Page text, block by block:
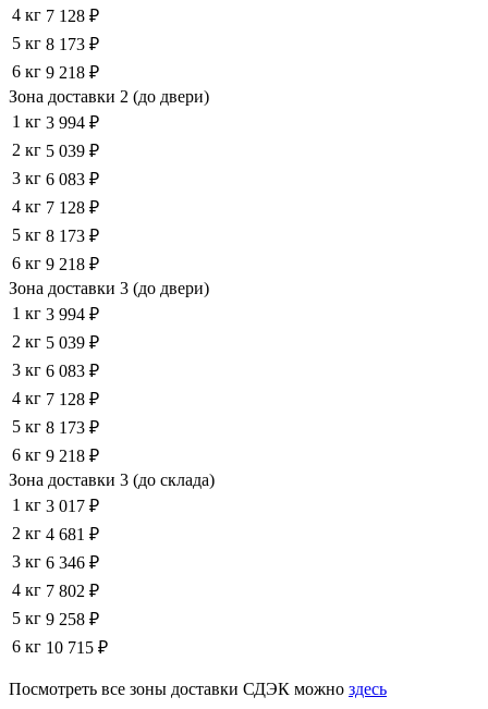
4 кг 7 128 ₽
5 кг 8 173 ₽
6 кг 9 218 ₽
Зона доставки 2 (до двери)
1 кг 3 994 ₽
2 кг 5 039 ₽
3 кг 6 083 ₽
4 кг 7 128 ₽
5 кг 8 173 ₽
6 кг 9 218 ₽
Зона доставки 3 (до двери)
1 кг 3 994 ₽
2 кг 5 039 ₽
3 кг 6 083 ₽
4 кг 7 128 ₽
5 кг 8 173 ₽
6 кг 9 218 ₽
Зона доставки 3 (до склада)
1 кг 3 017 ₽
2 кг 4 681 ₽
3 кг 6 346 ₽
4 кг 7 802 ₽
5 кг 9 258 ₽
6 кг 10 715 ₽
Посмотреть все зоны доставки СДЭК можно здесь